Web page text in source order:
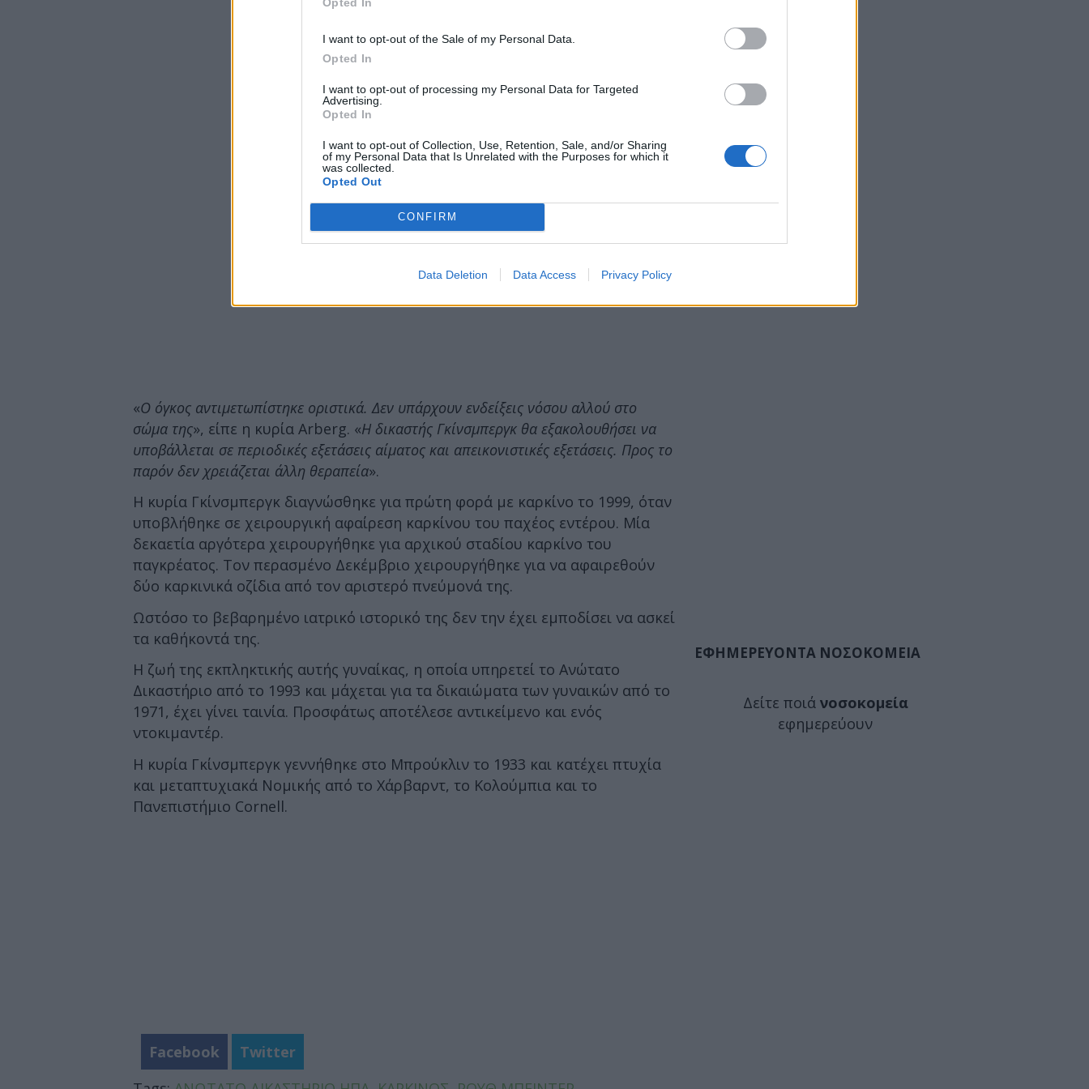
I want to opt-out of the Sale of my Personal Data.
Opted In
I want to opt-out of processing my Personal Data for Targeted
Advertising.
Opted In
I want to opt-out of Collection, Use, Retention, Sale, and/or Sharing
of my Personal Data that Is Unrelated with the Purposes for which it
was collected.
Opted Out
CONFIRM
Data Deletion Data Access Privacy Policy
«Ο όγκος αντιμετωπίστηκε οριστικά. Δεν υπάρχουν ενδείξεις νόσου αλλού στο
σώμα της», είπε η κυρία Arberg. «Η δικαστής Γκίνσμπεργκ θα εξακολουθήσει να
υποβάλλεται σε περιοδικές εξετάσεις αίματος και απεικονιστικές εξετάσεις. Προς το
παρόν δεν χρειάζεται άλλη θεραπεία».
Η κυρία Γκίνσμπεργκ διαγνώσθηκε για πρώτη φορά με καρκίνο το 1999, όταν
υποβλήθηκε σε χειρουργική αφαίρεση καρκίνου του παχέος εντέρου. Μία
δεκαετία αργότερα χειρουργήθηκε για αρχικού σταδίου καρκίνο του
παγκρέατος. Τον περασμένο Δεκέμβριο χειρουργήθηκε για να αφαιρεθούν
δύο καρκινικά οζίδια από τον αριστερό πνεύμονά της.
Ωστόσο το βεβαρημένο ιατρικό ιστορικό της δεν την έχει εμποδίσει να ασκεί
τα καθήκοντά της.
Η ζωή της εκπληκτικής αυτής γυναίκας, η οποία υπηρετεί το Ανώτατο
Δικαστήριο από το 1993 και μάχεται για τα δικαιώματα των γυναικών από το
1971, έχει γίνει ταινία. Προσφάτως αποτέλεσε αντικείμενο και ενός
ντοκιμαντέρ.
Η κυρία Γκίνσμπεργκ γεννήθηκε στο Μπρούκλιν το 1933 και κατέχει πτυχία
και μεταπτυχιακά Νομικής από το Χάρβαρντ, το Κολούμπια και το
Πανεπιστήμιο Cornell.
Facebook
Twitter
ΕΦΗΜΕΡΕΥΟΝΤΑ ΝΟΣΟΚΟΜΕΙΑ
Δείτε ποιά νοσοκομεία
εφημερεύουν